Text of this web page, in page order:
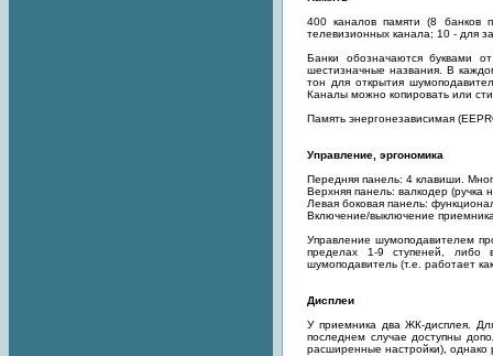
400 каналов памяти (8 банков
телевизионных канала; 10 - для
Банки обозначаются буквами
шестизначные названия. В
тон для открытия
Каналы можно копировать или
Память энергонезависимая
Управление, эргономика
Передняя панель: 4 клавиши.
Верхняя панель: валкодер (ручка
Левая боковая панель:
Включение/выключение
Управление шумоподавителем
пределах 1-9 ступеней, либо
шумоподавитель (т.е. работает
Дисплеи
У приемника два ЖК-дисплея.
последнем случае доступны
расширенные настройки), однако